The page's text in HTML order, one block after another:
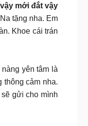
mới đắt vậy
tặng nha. Em
Khoe cái trán
yên tâm là
thông cảm nha.
gửi cho mình